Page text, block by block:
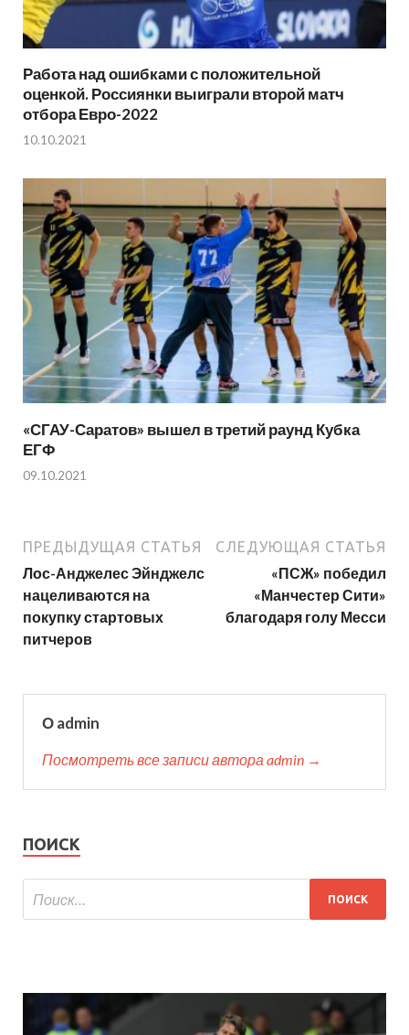
Работа над ошибками с положительной
оценкой. Россиянки выиграли второй матч
отбора Евро-2022
10.10.2021
«СГАУ-Саратов» вышел в третий раунд Кубка
ЕГФ
09.10.2021
ПРЕДЫДУЩАЯ СТАТЬЯ
Лос-Анджелес Эйнджелс
нацеливаются на
покупку стартовых
питчеров
СЛЕДУЮЩАЯ СТАТЬЯ
«ПСЖ» победил
«Манчестер Сити»
благодаря голу Месси
О admin
Посмотреть все записи автора admin →
ПОИСК